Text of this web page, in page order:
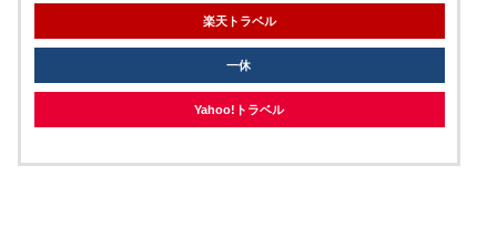
楽天トラベル
一休
Yahoo!トラベル